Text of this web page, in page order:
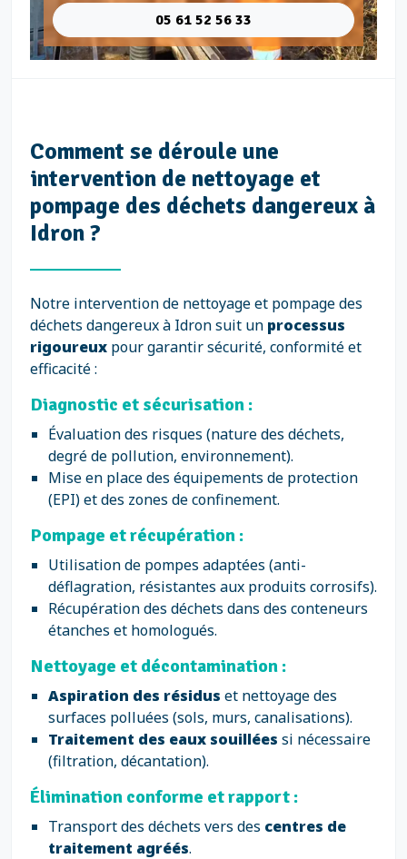
05 61 52 56 33
Comment se déroule une
intervention de nettoyage et
pompage des déchets dangereux à
Idron ?
Notre intervention de nettoyage et pompage des
déchets dangereux à Idron suit un processus
rigoureux pour garantir sécurité, conformité et
efficacité :
Diagnostic et sécurisation :
Évaluation des risques (nature des déchets,
degré de pollution, environnement).
Mise en place des équipements de protection
(EPI) et des zones de confinement.
Pompage et récupération :
Utilisation de pompes adaptées (anti-
déflagration, résistantes aux produits corrosifs).
Récupération des déchets dans des conteneurs
étanches et homologués.
Nettoyage et décontamination :
Aspiration des résidus et nettoyage des
surfaces polluées (sols, murs, canalisations).
Traitement des eaux souillées si nécessaire
(filtration, décantation).
Élimination conforme et rapport :
Transport des déchets vers des centres de
traitement agréés.